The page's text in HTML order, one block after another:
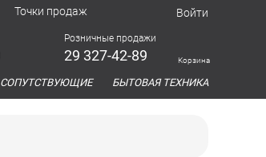
Точки продаж Войти
Розничные продажи
29 327-42-89 Корзина
СОПУТСТВУЮЩИЕ БЫТОВАЯ ТЕХНИКА